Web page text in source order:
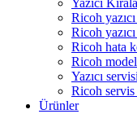
Yazıcı
Ricoh
Ricoh
Ricoh hata
Ricoh model
Yazıcı
Ricoh
Ürünler